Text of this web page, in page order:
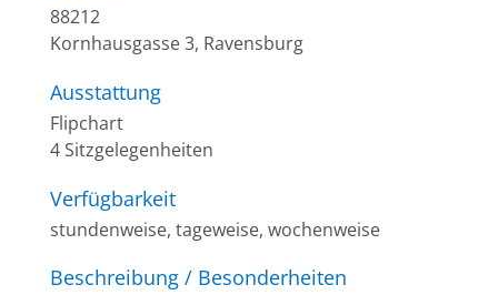
88212
Kornhausgasse 3, Ravensburg
Ausstattung
Flipchart
4 Sitzgelegenheiten
Verfügbarkeit
stundenweise, tageweise, wochenweise
Beschreibung / Besonderheiten